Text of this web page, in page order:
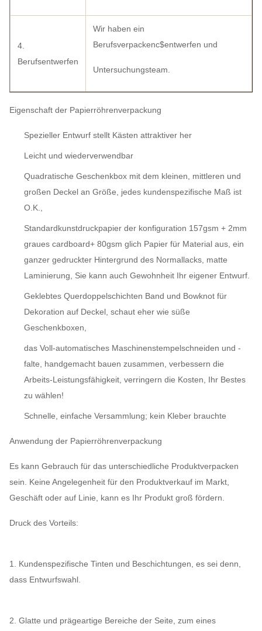
4.
Berufsentwerfen
Wir haben ein
Berufsverpackenc$entwerfen und
Untersuchungsteam.
Eigenschaft der Papierröhrenverpackung
Spezieller Entwurf stellt Kästen attraktiver her
Leicht und wiederverwendbar
Quadratische Geschenkbox mit dem kleinen, mittleren und
großen Deckel an Größe, jedes kundenspezifische Maß ist
O.K.,
Standardkunstdruckpapier der konfiguration 157gsm + 2mm
graues cardboard+ 80gsm glich Papier für Material aus, ein
ganzer gedruckter Hintergrund des Normallacks, matte
Laminierung, Sie kann auch Gewohnheit Ihr eigener Entwurf.
Geklebtes Querdoppelschichten Band und Bowknot für
Dekoration auf Deckel, schaut eher wie süße
Geschenkboxen,
das Voll-automatisches Maschinenstempelschneiden und -
falte, handgemacht bauen zusammen, verbessern die
Arbeits-Leistungsfähigkeit, verringern die Kosten, Ihr Bestes
zu wählen!
Schnelle, einfache Versammlung; kein Kleber brauchte
Anwendung der Papierröhrenverpackung
Es kann Gebrauch für das unterschiedliche Produktverpacken
sein. Keine Angelegenheit für den Produktverkauf im Markt,
Geschäft oder auf Linie, kann es Ihr Produkt groß fördern.
Druck des Vorteils:
1. Kundenspezifische Tinten und Beschichtungen, es sei denn,
dass Entwurfswahl.
2. Glatte und prägeartige Bereiche der Seite, zum eines